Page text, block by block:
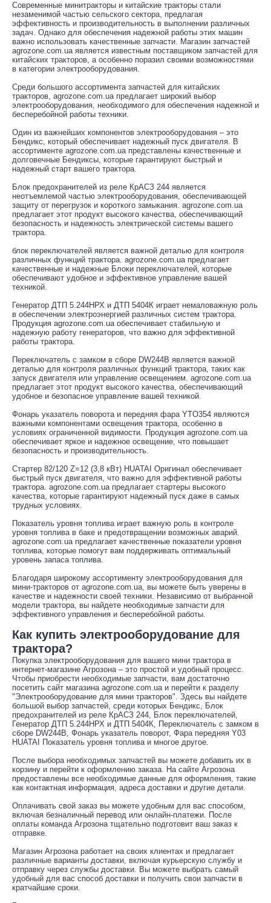
Современные минитракторы и китайские тракторы стали
незаменимой частью сельского сектора, предлагая
эффективность и производительность в выполнении различных
задач. Однако для обеспечения надежной работы этих машин
важно использовать качественные запчасти. Магазин запчастей
agrozone.com.ua является известным поставщиком запчастей для
китайских тракторов, а особенно поразил своими возможностями
в категории электрооборудования.
Среди большого ассортимента запчастей для китайских
тракторов, agrozone.com.ua предлагает широкий выбор
электрооборудования, необходимого для обеспечения надежной и
бесперебойной работы техники.
Один из важнейших компонентов электрооборудования – это
Бендикс, который обеспечивает надежный пуск двигателя. В
ассортименте agrozone.com.ua представлены качественные и
долговечные Бендиксы, которые гарантируют быстрый и
надежный старт вашего трактора.
Блок предохранителей из реле КрАСЗ 244 является
неотъемлемой частью электрооборудования, обеспечивающей
защиту от перегрузок и короткого замыкания. agrozone.com.ua
предлагает этот продукт высокого качества, обеспечивающий
безопасность и надежность электрической системы вашего
трактора.
блок переключателей является важной деталью для контроля
различных функций трактора. agrozone.com.ua предлагает
качественные и надежные Блоки переключателей, которые
обеспечивают удобное и эффективное управление вашей
техникой.
Генератор ДТП 5.244НРХ и ДТП 5404К играет немаловажную роль
в обеспечении электроэнергией различных систем трактора.
Продукция agrozone.com.ua обеспечивает стабильную и
надежную работу генераторов, что важно для эффективной
работы трактора.
Переключатель с замком в сборе DW244B является важной
деталью для контроля различных функций трактора, таких как
запуск двигателя или управление освещением. agrozone.com.ua
предлагает этот продукт высокого качества, обеспечивающий
удобное и безопасное управление вашей техникой.
Фонарь указатель поворота и передняя фара YTO354 являются
важными компонентами освещения трактора, особенно в
условиях ограниченной видимости. Продукция agrozone.com.ua
обеспечивает яркое и надежное освещение, что повышает
безопасность и производительность.
Стартер 82/120 Z=12 (3,8 кВт) HUATAI Оригинал обеспечивает
быстрый пуск двигателя, что важно для эффективной работы
трактора. agrozone.com.ua предлагает стартеры высокого
качества, которые гарантируют надежный пуск даже в самых
трудных условиях.
Показатель уровня топлива играет важную роль в контроле
уровня топлива в баке и предотвращении возможных аварий.
agrozone.com.ua предлагает качественные показатели уровня
топлива, которые помогут вам поддерживать оптимальный
уровень запаса топлива.
Благодаря широкому ассортименту электрооборудования для
мини-тракторов от agrozone.com.ua, вы можете быть уверены в
качестве и надежности своей техники. Независимо от выбранной
модели трактора, вы найдете необходимые запчасти для
эффективного управления и бесперебойной работы.
Как купить электрооборудование для
трактора?
Покупка электрооборудования для вашего мини трактора в
интернет-магазине Агрозона – это простой и удобный процесс.
Чтобы приобрести необходимые запчасти, вам достаточно
посетить сайт магазина agrozone.com.ua и перейти к разделу
"Электрооборудование для мини тракторов". Здесь вы найдете
большой выбор запчастей, среди которых Бендикс, Блок
предохранителей из реле КрАСЗ 244, Блок переключателей,
Генератор ДТП 5.244НРХ и ДТП 5404К, Переключатель с замком в
сборе DW244B, Фонарь указатель поворот, Фара передняя Y03
HUATAI Показатель уровня топлива и многое другое.
После выбора необходимых запчастей вы можете добавить их в
корзину и перейти к оформлению заказа. На сайте Агрозона
предоставлены все необходимые данные для оформления, такие
как контактная информация, адреса доставки и другие детали.
Оплачивать свой заказ вы можете удобным для вас способом,
включая безналичный перевод или онлайн-платежи. После
оплаты команда Агрозона тщательно подготовит ваш заказ к
отправке.
Магазин Агрозона работает на своих клиентах и предлагает
различные варианты доставки, включая курьерскую службу и
отправку через службы доставки. Вы можете выбрать самый
удобный для вас способ доставки и получить свои запчасти в
кратчайшие сроки.